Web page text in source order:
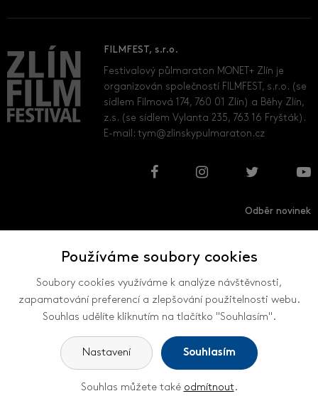
FILMFEST, s.r.o.
Festivalový půlmaraton MONET+ Zlín je
organizován společností FILMFEST, s.r.o. (se
sídlem Filmová 174, 760 01 Zlín) a Běhy Zlín,
z.s. (se sídlem Vylanta 235, 763 16 Fryšták).
E-mail:tym@zlinskypulmaraton.cz
Odběr novinek
VŠECHNY KONTAKTY
Používáme soubory cookies
Soubory cookies využíváme k analýze návštěvnosti,
zapamatování preferencí a zlepšování použitelnosti webu.
Souhlas udělíte kliknutím na tlačítko "Souhlasím".
Nastavení Souhlasím
Souhlas můžete také odmítnout.